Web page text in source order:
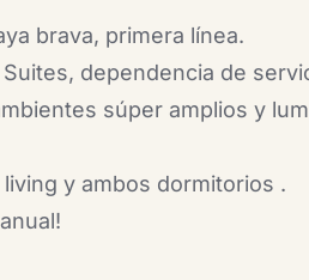
brava, primera línea.
dependencia de
súper amplios y
y ambos dormitorios .